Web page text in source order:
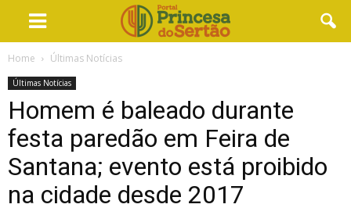
Home Últimas Notícias
Últimas Notícias
Homem é baleado durante
festa paredão em Feira de
Santana; evento está proibido
na cidade desde 2017